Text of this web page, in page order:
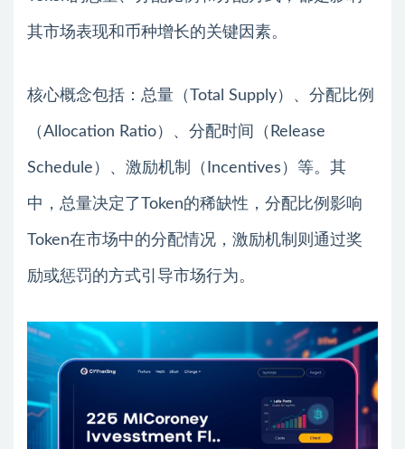
其市场表现和币种增长的关键因素。
核心概念包括：总量（Total Supply）、分配比例
（Allocation Ratio）、分配时间（Release
Schedule）、激励机制（Incentives）等。其
中，总量决定了Token的稀缺性，分配比例影响
Token在市场中的分配情况，激励机制则通过奖
励或惩罚的方式引导市场行为。